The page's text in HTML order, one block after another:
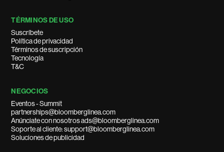
TÉRMINOS DE USO
Suscríbete
Política de privacidad
Términos de suscripción
Tecnología
T&C
NEGOCIOS
Eventos - Summit
partnerships@bloomberglinea.com
Anúnciate con nosotros ads@bloomberglinea.com
Soporte al cliente: support@bloomberglinea.com
Soluciones de publicidad